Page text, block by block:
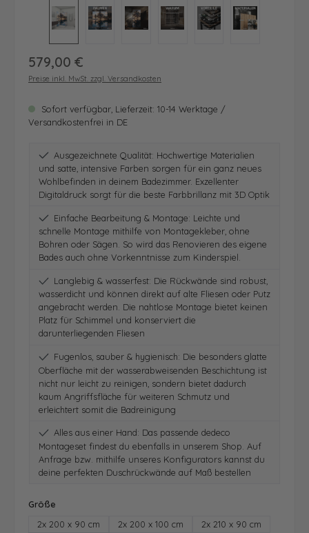
Regulärer Preis:
579,00 €
Preise inkl. MwSt. zzgl. Versandkosten
Sofort verfügbar, Lieferzeit: 10-14 Werktage /
Versandkostenfrei in DE
Ausgezeichnete Qualität: Hochwertige Materialien
und satte, intensive Farben sorgen für ein ganz neues
Wohlbefinden in deinem Badezimmer. Exzellenter
Digitaldruck sorgt für die beste Farbbrillanz mit 3D Optik
Einfache Bearbeitung & Montage: Leichte und
schnelle Montage mithilfe von Montagekleber, ohne
Bohren oder Sägen. So wird das Renovieren des eigene
Bades auch ohne Vorkenntnisse zum Kinderspiel.
Langlebig & wasserfest: Die Rückwände sind robust,
wasserdicht und können direkt auf alte Fliesen oder Putz
angebracht werden. Die nahtlose Montage bietet keinen
Platz für Schimmel und konserviert die
darunterliegenden Fliesen
Fugenlos, sauber & hygienisch: Die besonders glatte
Oberfläche mit der wasserabweisenden Beschichtung ist
nicht nur leicht zu reinigen, sondern bietet dadurch
kaum Angriffsfläche für weiteren Schmutz und
erleichtert somit die Badreinigung
Alles aus einer Hand: Das passende dedeco
Montageset findest du ebenfalls in unserem Shop. Auf
Anfrage bzw. mithilfe unseres Konfigurators kannst du
deine perfekten Duschrückwände auf Maß bestellen
Größe
2x 200 x 90 cm
2x 200 x 100 cm
2x 210 x 90 cm